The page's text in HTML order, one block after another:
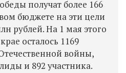
получат более 166
бюджете на эти цели
рублей. На 1 мая этого
осталось 1169
войны,
и 892 участника.